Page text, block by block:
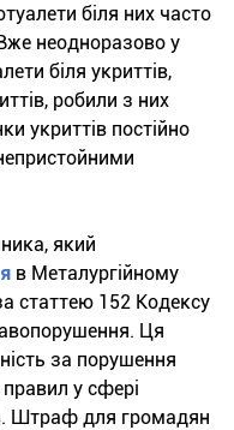
біля них часто
неодноразово у
біля укриттів,
робили з них
укриттів постійно
який
в Металургійному
статтею 152 Кодексу
Ця
за порушення
у сфері
Штраф для громадян